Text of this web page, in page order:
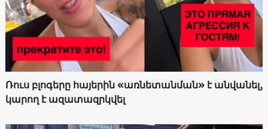
Ռուս բլոգերը հայերին «առնետանման» է անվանել,
կարող է ազատազրկվել